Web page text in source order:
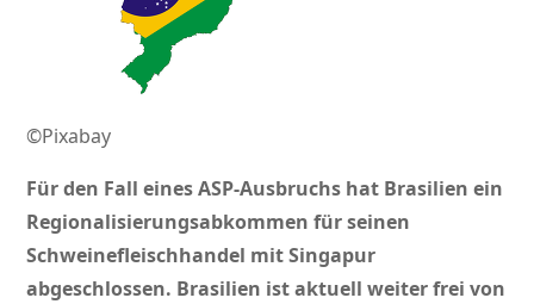
©Pixabay
Für den Fall eines ASP-Ausbruchs hat Brasilien ein
Regionalisierungsabkommen für seinen
Schweinefleischhandel mit Singapur
abgeschlossen. Brasilien ist aktuell weiter frei von